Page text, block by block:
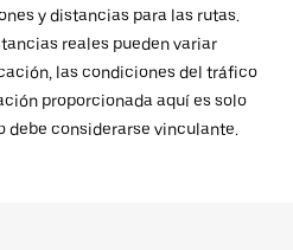
y distancias para las rutas.
reales pueden variar
las condiciones del tráfico
proporcionada aquí es solo
debe considerarse vinculante.